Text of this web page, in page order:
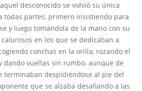
desconocido se volvió su única
todas partes, primero insistiendo para
y luego tomándola de la mano con su
en los que se dedicaban a
conchas en la orilla, rozando el
dando vueltas sin rumbo, aunque de
terminaban despidiéndose al pie del
que se alzaba desafiando a las